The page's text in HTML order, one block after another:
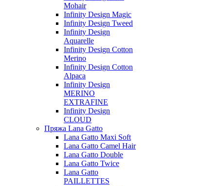
Mohair
Infinity Design Magic
Infinity Design Tweed
Infinity Design
Aquarelle
Infinity Design Cotton
Merino
Infinity Design Cotton
Alpaca
Infinity Design
MERINO
EXTRAFINE
Infinity Design
CLOUD
Пряжа Lana Gatto
Lana Gatto Maxi Soft
Lana Gatto Camel Hair
Lana Gatto Double
Lana Gatto Twice
Lana Gatto
PAILLETTES